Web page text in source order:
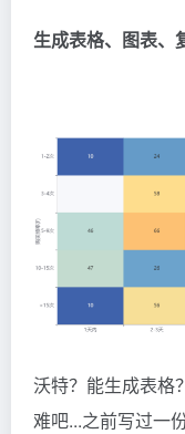
生成表格、图表、
沃特？能生成表格
难吧...之前写过一份